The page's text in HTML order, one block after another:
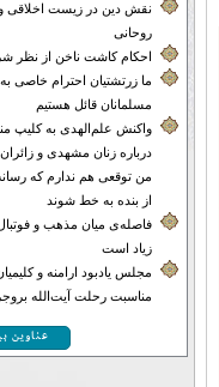
نقش دین در زیست اخلاقی
روحانی
احکام کاشت ناخن از نظر
ما زرتشتیان احترام خاصی
مسلمانان قائل هستیم
واکنش علم‌الهدی به کلیپ
درباره زنان مشهدی و
من توقعی هم ندارم که
از بنده به خط شوند
فاصله‌ی میان مذهب و
زیاد است
مجلس یادبود ارامنه و
مناسبت رحلت آیت‌الله
عناوین